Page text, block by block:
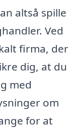
altså spille
Ved
firma, der
dig, at du
med
om
for at